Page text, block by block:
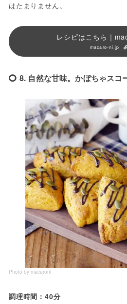
はたまりません。
レシピはこちら｜
macaro-ni.jp
8. 自然な甘味。かぼちゃスコ
Photo by macaroni
調理時間：40分